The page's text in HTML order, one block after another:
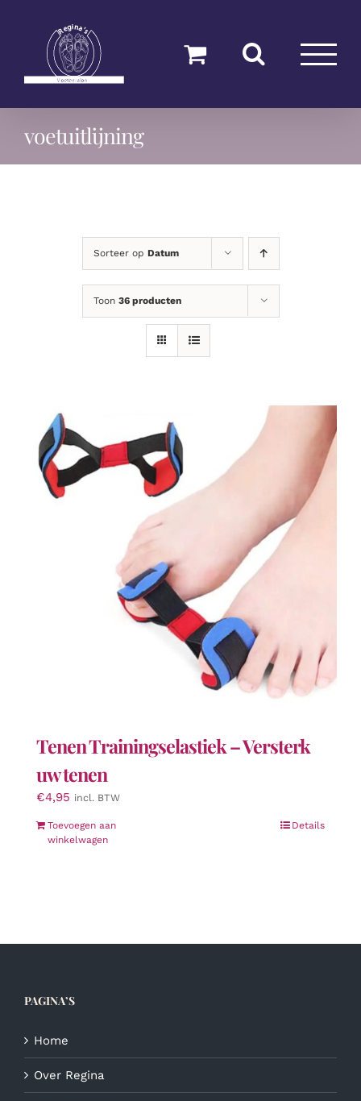
voetuitlijning
Sorteer op Datum
Toon 36 producten
Tenen Trainingselastiek – Versterk
uw tenen
€4,95 incl. BTW
Toevoegen aan
winkelwagen
Details
PAGINA’S
Home
Over Regina